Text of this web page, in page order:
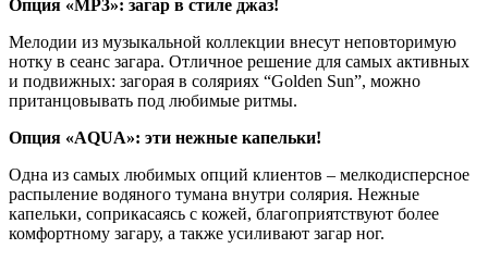
Опция «МР3»: загар в стиле джаз!
Мелодии из музыкальной коллекции внесут неповторимую
нотку в сеанс загара. Отличное решение для самых активных
и подвижных: загорая в соляриях “Golden Sun”, можно
пританцовывать под любимые ритмы.
Опция «AQUA»: эти нежные капельки!
Одна из самых любимых опций клиентов – мелкодисперсное
распыление водяного тумана внутри солярия. Нежные
капельки, соприкасаясь с кожей, благоприятствуют более
комфортному загару, а также усиливают загар ног.